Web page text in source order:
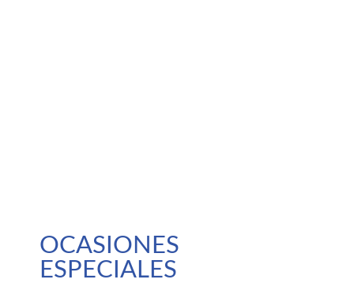
OCASIONES
ESPECIALES